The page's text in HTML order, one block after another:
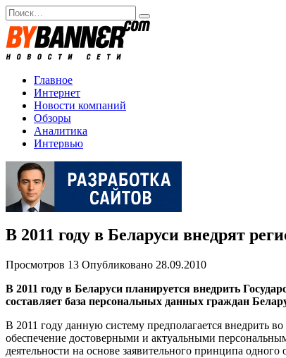
Перейти
к
содержанию
Search
for:
Главное
Интернет
Новости компаний
Обзоры
Аналитика
Интервью
В 2011 году в Беларуси внедрят
Просмотров 13 Опубликовано 28.09.2010
В 2011 году в Беларуси планируется внедрить
составляет база персональных данных граждан
В 2011 году данную систему предполагается внедрить
обеспечение достоверными и актуальными
деятельности на основе заявительного принципа одного